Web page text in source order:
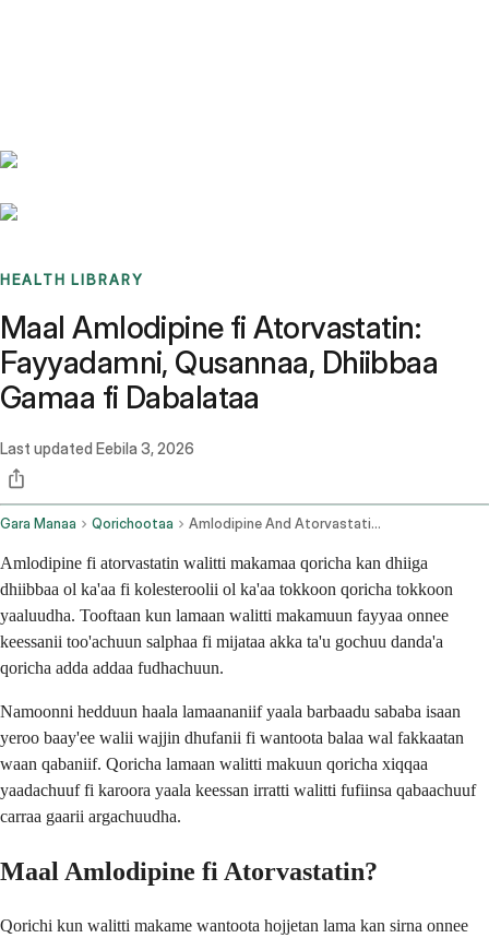
HEALTH LIBRARY
Maal Amlodipine fi Atorvastatin:
Fayyadamni, Qusannaa, Dhiibbaa
Gamaa fi Dabalataa
Last updated Eebila 3, 2026
Gara Manaa Qorichootaa Amlodipine And Atorvastatin Oral Route
Amlodipine fi atorvastatin walitti makamaa qoricha kan dhiiga
dhiibbaa ol ka'aa fi kolesteroolii ol ka'aa tokkoon qoricha tokkoon
yaaluudha. Tooftaan kun lamaan walitti makamuun fayyaa onnee
keessanii too'achuun salphaa fi mijataa akka ta'u gochuu danda'a
qoricha adda addaa fudhachuun.
Namoonni hedduun haala lamaananiif yaala barbaadu sababa isaan
yeroo baay'ee walii wajjin dhufanii fi wantoota balaa wal fakkaatan
waan qabaniif. Qoricha lamaan walitti makuun qoricha xiqqaa
yaadachuuf fi karoora yaala keessan irratti walitti fufiinsa qabaachuuf
carraa gaarii argachuudha.
Maal Amlodipine fi Atorvastatin?
Qorichi kun walitti makame wantoota hojjetan lama kan sirna onnee